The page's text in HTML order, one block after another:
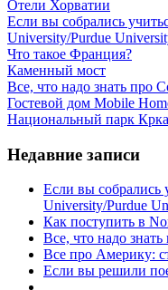
Отели Хорватии
Если вы собрались
University/Purdue
Что такое Франция?
Каменный мост
Все, что надо знать про
Гостевой дом Mobile
Национальный парк Крка
Недавние записи
Если вы собрались
University/Purdue
Как поступить в
Все, что надо
Все про Америку:
Если вы решили